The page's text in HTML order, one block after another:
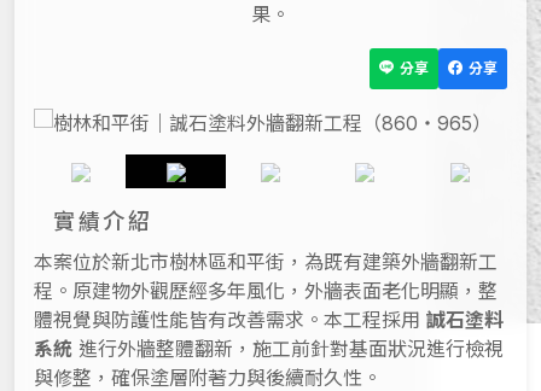
果。
分享 分享
實績介紹
本案位於新北市樹林區和平街，為既有建築外牆翻新工
程。原建物外觀歷經多年風化，外牆表面老化明顯，整
體視覺與防護性能皆有改善需求。本工程採用 誠石塗料
系統 進行外牆整體翻新，施工前針對基面狀況進行檢視
與修整，確保塗層附著力與後續耐久性。